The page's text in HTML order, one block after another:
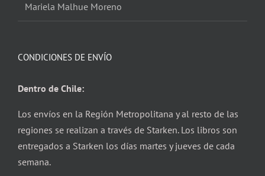
Mariela Malhue Moreno
CONDICIONES DE ENVÍO
Dentro de Chile:
Los envíos en la Región Metropolitana y al resto de las
regiones se realizan a través de Starken. Los libros son
entregados a Starken los días martes y jueves de cada
semana.